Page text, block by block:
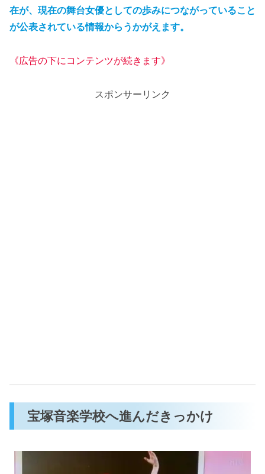
在が、現在の舞台女優としての歩みにつながっていること
が公表されている情報からうかがえます。
《広告の下にコンテンツが続きます》
スポンサーリンク
宝塚音楽学校へ進んだきっかけ